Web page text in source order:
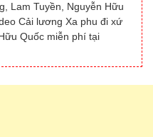
Lam Tuyền, Nguyễn Hữu
Cải lương Xa phu đi xứ
Quốc miễn phí tại